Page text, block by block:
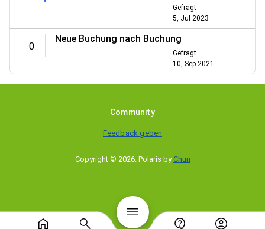
Gefragt
5, Jul 2023
0
Neue Buchung nach Buchung
Gefragt
10, Sep 2021
Community
Feedback geben
Copyright © 2026. Polaris by Chun